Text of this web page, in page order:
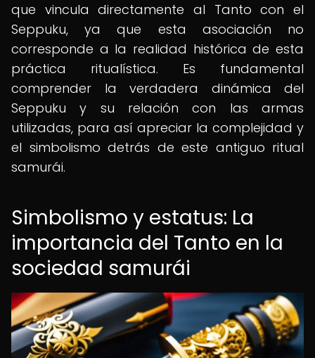
que vincula directamente al Tanto con el
Seppuku, ya que esta asociación no
corresponde a la realidad histórica de esta
práctica ritualística. Es fundamental
comprender la verdadera dinámica del
Seppuku y su relación con las armas
utilizadas, para así apreciar la complejidad y
el simbolismo detrás de este antiguo ritual
samurái.
Simbolismo y estatus: La
importancia del Tanto en la
sociedad samurái